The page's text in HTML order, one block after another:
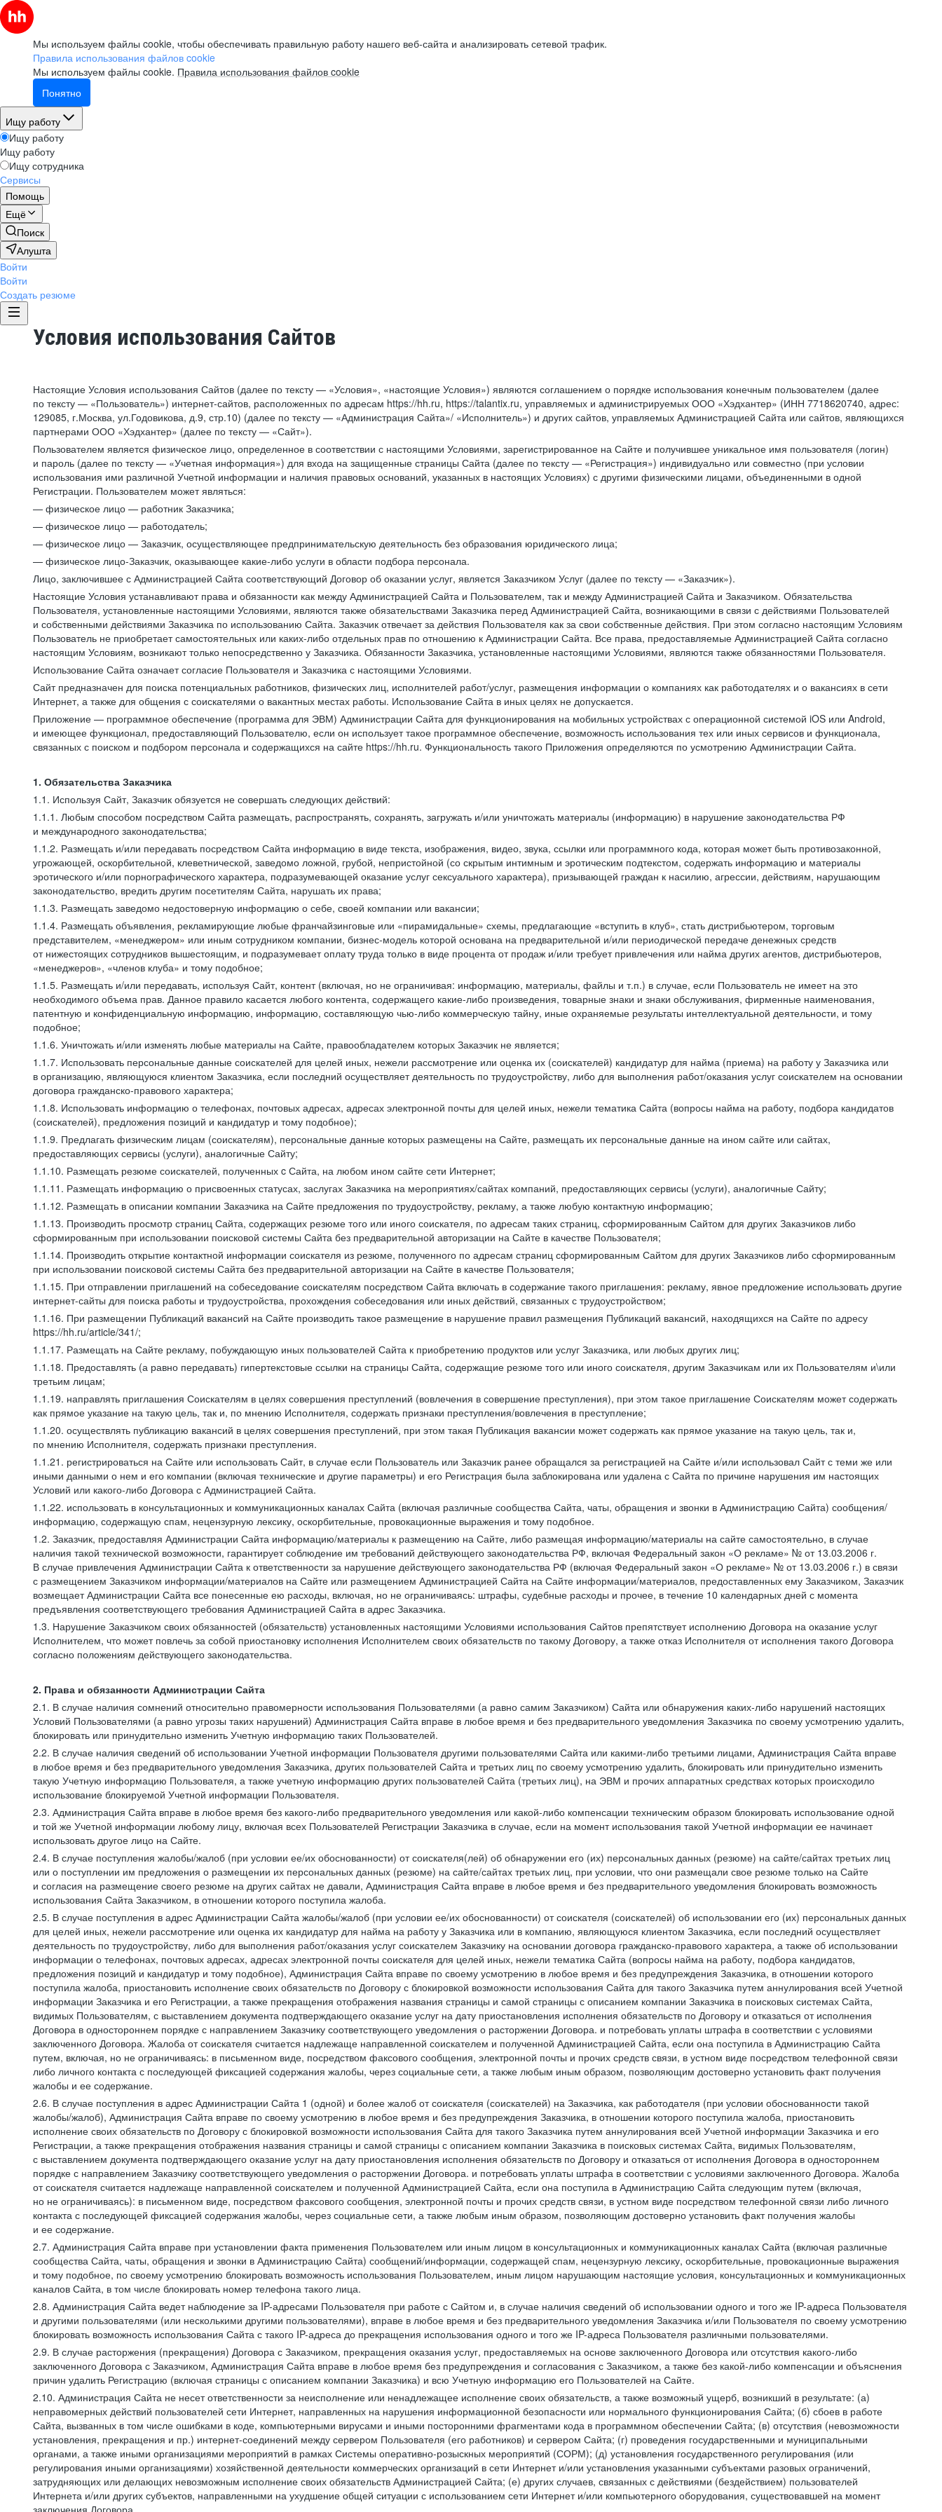
Мы используем файлы cookie, чтобы обеспечивать правильную работу нашего веб-сайта и анализировать сетевой трафик.
Правила использования файлов cookie
Мы используем файлы cookie. Правила использования файлов cookie
Понятно
Ищу работу
Ищу работу
Ищу работу
Ищу сотрудника
Сервисы
Помощь
Ещё
Поиск
Алушта
Войти
Войти
Создать резюме
Условия использования Сайтов
Настоящие Условия использования Сайтов (далее по тексту — «Условия», «настоящие Условия») являются соглашением о порядке использования конечным пользователем (далее
по тексту — «Пользователь») интернет-сайтов, расположенных по адресам https://hh.ru, https://talantix.ru, управляемых и администрируемых ООО «Хэдхантер» (ИНН 7718620740, адрес:
129085, г.Москва, ул.Годовикова, д.9, стр.10) (далее по тексту — «Администрация Сайта»/ «Исполнитель») и других сайтов, управляемых Администрацией Сайта или сайтов, являющихся
партнерами ООО «Хэдхантер» (далее по тексту — «Сайт»).
Пользователем является физическое лицо, определенное в соответствии с настоящими Условиями, зарегистрированное на Сайте и получившее уникальное имя пользователя (логин)
и пароль (далее по тексту — «Учетная информация») для входа на защищенные страницы Сайта (далее по тексту — «Регистрация») индивидуально или совместно (при условии
использования ими различной Учетной информации и наличия правовых оснований, указанных в настоящих Условиях) с другими физическими лицами, объединенными в одной
Регистрации. Пользователем может являться:
— физическое лицо — работник Заказчика;
— физическое лицо — работодатель;
— физическое лицо — Заказчик, осуществляющее предпринимательскую деятельность без образования юридического лица;
— физическое лицо-Заказчик, оказывающее какие-либо услуги в области подбора персонала.
Лицо, заключившее с Администрацией Сайта соответствующий Договор об оказании услуг, является Заказчиком Услуг (далее по тексту — «Заказчик»).
Настоящие Условия устанавливают права и обязанности как между Администрацией Сайта и Пользователем, так и между Администрацией Сайта и Заказчиком. Обязательства
Пользователя, установленные настоящими Условиями, являются также обязательствами Заказчика перед Администрацией Сайта, возникающими в связи с действиями Пользователей
и собственными действиями Заказчика по использованию Сайта. Заказчик отвечает за действия Пользователя как за свои собственные действия. При этом согласно настоящим Условиям
Пользователь не приобретает самостоятельных или каких-либо отдельных прав по отношению к Администрации Сайта. Все права, предоставляемые Администрацией Сайта согласно
настоящим Условиям, возникают только непосредственно у Заказчика. Обязанности Заказчика, установленные настоящими Условиями, являются также обязанностями Пользователя.
Использование Сайта означает согласие Пользователя и Заказчика с настоящими Условиями.
Сайт предназначен для поиска потенциальных работников, физических лиц, исполнителей работ/услуг, размещения информации о компаниях как работодателях и о вакансиях в сети
Интернет, а также для общения с соискателями о вакантных местах работы. Использование Сайта в иных целях не допускается.
Приложение — программное обеспечение (программа для ЭВМ) Администрации Сайта для функционирования на мобильных устройствах с операционной системой iOS или Android,
и имеющее функционал, предоставляющий Пользователю, если он использует такое программное обеспечение, возможность использования тех или иных сервисов и функционала,
связанных с поиском и подбором персонала и содержащихся на сайте https://hh.ru. Функциональность такого Приложения определяются по усмотрению Администрации Сайта.
1. Обязательства Заказчика
1.1. Используя Сайт, Заказчик обязуется не совершать следующих действий:
1.1.1. Любым способом посредством Сайта размещать, распространять, сохранять, загружать и/или уничтожать материалы (информацию) в нарушение законодательства РФ
и международного законодательства;
1.1.2. Размещать и/или передавать посредством Сайта информацию в виде текста, изображения, видео, звука, ссылки или программного кода, которая может быть противозаконной,
угрожающей, оскорбительной, клеветнической, заведомо ложной, грубой, непристойной (со скрытым интимным и эротическим подтекстом, содержать информацию и материалы
эротического и/или порнографического характера, подразумевающей оказание услуг сексуального характера), призывающей граждан к насилию, агрессии, действиям, нарушающим
законодательство, вредить другим посетителям Сайта, нарушать их права;
1.1.3. Размещать заведомо недостоверную информацию о себе, своей компании или вакансии;
1.1.4. Размещать объявления, рекламирующие любые франчайзинговые или «пирамидальные» схемы, предлагающие «вступить в клуб», стать дистрибьютером, торговым
представителем, «менеджером» или иным сотрудником компании, бизнес-модель которой основана на предварительной и/или периодической передаче денежных средств
от нижестоящих сотрудников вышестоящим, и подразумевает оплату труда только в виде процента от продаж и/или требует привлечения или найма других агентов, дистрибьютеров,
«менеджеров», «членов клуба» и тому подобное;
1.1.5. Размещать и/или передавать, используя Сайт, контент (включая, но не ограничивая: информацию, материалы, файлы и т.п.) в случае, если Пользователь не имеет на это
необходимого объема прав. Данное правило касается любого контента, содержащего какие-либо произведения, товарные знаки и знаки обслуживания, фирменные наименования,
патентную и конфиденциальную информацию, информацию, составляющую чью-либо коммерческую тайну, иные охраняемые результаты интеллектуальной деятельности, и тому
подобное;
1.1.6. Уничтожать и/или изменять любые материалы на Сайте, правообладателем которых Заказчик не является;
1.1.7. Использовать персональные данные соискателей для целей иных, нежели рассмотрение или оценка их (соискателей) кандидатур для найма (приема) на работу у Заказчика или
в организацию, являющуюся клиентом Заказчика, если последний осуществляет деятельность по трудоустройству, либо для выполнения работ/оказания услуг соискателем на основании
договора гражданско-правового характера;
1.1.8. Использовать информацию о телефонах, почтовых адресах, адресах электронной почты для целей иных, нежели тематика Сайта (вопросы найма на работу, подбора кандидатов
(соискателей), предложения позиций и кандидатур и тому подобное);
1.1.9. Предлагать физическим лицам (соискателям), персональные данные которых размещены на Сайте, размещать их персональные данные на ином сайте или сайтах,
предоставляющих сервисы (услуги), аналогичные Сайту;
1.1.10. Размещать резюме соискателей, полученных c Сайта, на любом ином сайте сети Интернет;
1.1.11. Размещать информацию о присвоенных статусах, заслугах Заказчика на мероприятиях/сайтах компаний, предоставляющих сервисы (услуги), аналогичные Сайту;
1.1.12. Размещать в описании компании Заказчика на Сайте предложения по трудоустройству, рекламу, а также любую контактную информацию;
1.1.13. Производить просмотр страниц Сайта, содержащих резюме того или иного соискателя, по адресам таких страниц, сформированным Сайтом для других Заказчиков либо
сформированным при использовании поисковой системы Сайта без предварительной авторизации на Сайте в качестве Пользователя;
1.1.14. Производить открытие контактной информации соискателя из резюме, полученного по адресам страниц сформированным Сайтом для других Заказчиков либо сформированным
при использовании поисковой системы Сайта без предварительной авторизации на Сайте в качестве Пользователя;
1.1.15. При отправлении приглашений на собеседование соискателям посредством Сайта включать в содержание такого приглашения: рекламу, явное предложение использовать другие
интернет-сайты для поиска работы и трудоустройства, прохождения собеседования или иных действий, связанных с трудоустройством;
1.1.16. При размещении Публикаций вакансий на Сайте производить такое размещение в нарушение правил размещения Публикаций вакансий, находящихся на Сайте по адресу
https://hh.ru/article/341/;
1.1.17. Размещать на Сайте рекламу, побуждающую иных пользователей Сайта к приобретению продуктов или услуг Заказчика, или любых других лиц;
1.1.18. Предоставлять (а равно передавать) гипертекстовые ссылки на страницы Сайта, содержащие резюме того или иного соискателя, другим Заказчикам или их Пользователям и\или
третьим лицам;
1.1.19. направлять приглашения Соискателям в целях совершения преступлений (вовлечения в совершение преступления), при этом такое приглашение Соискателям может содержать
как прямое указание на такую цель, так и, по мнению Исполнителя, содержать признаки преступления/вовлечения в преступление;
1.1.20. осуществлять публикацию вакансий в целях совершения преступлений, при этом такая Публикация вакансии может содержать как прямое указание на такую цель, так и,
по мнению Исполнителя, содержать признаки преступления.
1.1.21. регистрироваться на Сайте или использовать Сайт, в случае если Пользователь или Заказчик ранее обращался за регистрацией на Сайте и/или использовал Сайт с теми же или
иными данными о нем и его компании (включая технические и другие параметры) и его Регистрация была заблокирована или удалена с Сайта по причине нарушения им настоящих
Условий или какого-либо Договора с Администрацией Сайта.
1.1.22. использовать в консультационных и коммуникационных каналах Сайта (включая различные сообщества Сайта, чаты, обращения и звонки в Администрацию Сайта) сообщения/
информацию, содержащую спам, нецензурную лексику, оскорбительные, провокационные выражения и тому подобное.
1.2. Заказчик, предоставляя Администрации Сайта информацию/материалы к размещению на Сайте, либо размещая информацию/материалы на сайте самостоятельно, в случае
наличия такой технической возможности, гарантирует соблюдение им требований действующего законодательства РФ, включая Федеральный закон «О рекламе» № от 13.03.2006 г.
В случае привлечения Администрации Сайта к ответственности за нарушение действующего законодательства РФ (включая Федеральный закон «О рекламе» № от 13.03.2006 г.) в связи
с размещением Заказчиком информации/материалов на Сайте или размещением Администрацией Сайта на Сайте информации/материалов, предоставленных ему Заказчиком, Заказчик
возмещает Администрации Сайта все понесенные ею расходы, включая, но не ограничиваясь: штрафы, судебные расходы и прочее, в течение 10 календарных дней с момента
предъявления соответствующего требования Администрацией Сайта в адрес Заказчика.
1.3. Нарушение Заказчиком своих обязанностей (обязательств) установленных настоящими Условиями использования Сайтов препятствует исполнению Договора на оказание услуг
Исполнителем, что может повлечь за собой приостановку исполнения Исполнителем своих обязательств по такому Договору, а также отказ Исполнителя от исполнения такого Договора
согласно положениям действующего законодательства.
2. Права и обязанности Администрации Сайта
2.1. В случае наличия сомнений относительно правомерности использования Пользователями (а равно самим Заказчиком) Сайта или обнаружения каких-либо нарушений настоящих
Условий Пользователями (а равно угрозы таких нарушений) Администрация Сайта вправе в любое время и без предварительного уведомления Заказчика по своему усмотрению удалить,
блокировать или принудительно изменить Учетную информацию таких Пользователей.
2.2. В случае наличия сведений об использовании Учетной информации Пользователя другими пользователями Сайта или какими-либо третьими лицами, Администрация Сайта вправе
в любое время и без предварительного уведомления Заказчика, других пользователей Сайта и третьих лиц по своему усмотрению удалить, блокировать или принудительно изменить
такую Учетную информацию Пользователя, а также учетную информацию других пользователей Сайта (третьих лиц), на ЭВМ и прочих аппаратных средствах которых происходило
использование блокируемой Учетной информации Пользователя.
2.3. Администрация Сайта вправе в любое время без какого-либо предварительного уведомления или какой-либо компенсации техническим образом блокировать использование одной
и той же Учетной информации любому лицу, включая всех Пользователей Регистрации Заказчика в случае, если на момент использования такой Учетной информации ее начинает
использовать другое лицо на Сайте.
2.4. В случае поступления жалобы/жалоб (при условии ее/их обоснованности) от соискателя(лей) об обнаружении его (их) персональных данных (резюме) на сайте/сайтах третьих лиц
или о поступлении им предложения о размещении их персональных данных (резюме) на сайте/сайтах третьих лиц, при условии, что они размещали свое резюме только на Сайте
и согласия на размещение своего резюме на других сайтах не давали, Администрация Сайта вправе в любое время и без предварительного уведомления блокировать возможность
использования Сайта Заказчиком, в отношении которого поступила жалоба.
2.5. В случае поступления в адрес Администрации Сайта жалобы/жалоб (при условии ее/их обоснованности) от соискателя (соискателей) об использовании его (их) персональных данных
для целей иных, нежели рассмотрение или оценка их кандидатур для найма на работу у Заказчика или в компанию, являющуюся клиентом Заказчика, если последний осуществляет
деятельность по трудоустройству, либо для выполнения работ/оказания услуг соискателем Заказчику на основании договора гражданско-правового характера, а также об использовании
информации о телефонах, почтовых адресах, адресах электронной почты соискателя для целей иных, нежели тематика Сайта (вопросы найма на работу, подбора кандидатов,
предложения позиций и кандидатур и тому подобное), Администрация Сайта вправе по своему усмотрению в любое время и без предупреждения Заказчика, в отношении которого
поступила жалоба, приостановить исполнение своих обязательств по Договору с блокировкой возможности использования Сайта для такого Заказчика путем аннулирования всей Учетной
информации Заказчика и его Регистрации, а также прекращения отображения названия страницы и самой страницы с описанием компании Заказчика в поисковых системах Сайта,
видимых Пользователям, с выставлением документа подтверждающего оказание услуг на дату приостановления исполнения обязательств по Договору и отказаться от исполнения
Договора в одностороннем порядке с направлением Заказчику соответствующего уведомления о расторжении Договора. и потребовать уплаты штрафа в соответствии с условиями
заключенного Договора. Жалоба от соискателя считается надлежаще направленной соискателем и полученной Администрацией Сайта, если она поступила в Администрацию Сайта
путем, включая, но не ограничиваясь: в письменном виде, посредством факсового сообщения, электронной почты и прочих средств связи, в устном виде посредством телефонной связи
либо личного контакта с последующей фиксацией содержания жалобы, через социальные сети, а также любым иным образом, позволяющим достоверно установить факт получения
жалобы и ее содержание.
2.6. В случае поступления в адрес Администрации Сайта 1 (одной) и более жалоб от соискателя (соискателей) на Заказчика, как работодателя (при условии обоснованности такой
жалобы/жалоб), Администрация Сайта вправе по своему усмотрению в любое время и без предупреждения Заказчика, в отношении которого поступила жалоба, приостановить
исполнение своих обязательств по Договору с блокировкой возможности использования Сайта для такого Заказчика путем аннулирования всей Учетной информации Заказчика и его
Регистрации, а также прекращения отображения названия страницы и самой страницы с описанием компании Заказчика в поисковых системах Сайта, видимых Пользователям,
с выставлением документа подтверждающего оказание услуг на дату приостановления исполнения обязательств по Договору и отказаться от исполнения Договора в одностороннем
порядке с направлением Заказчику соответствующего уведомления о расторжении Договора. и потребовать уплаты штрафа в соответствии с условиями заключенного Договора. Жалоба
от соискателя считается надлежаще направленной соискателем и полученной Администрацией Сайта, если она поступила в Администрацию Сайта следующим путем (включая,
но не ограничиваясь): в письменном виде, посредством факсового сообщения, электронной почты и прочих средств связи, в устном виде посредством телефонной связи либо личного
контакта с последующей фиксацией содержания жалобы, через социальные сети, а также любым иным образом, позволяющим достоверно установить факт получения жалобы
и ее содержание.
2.7. Администрация Сайта вправе при установлении факта применения Пользователем или иным лицом в консультационных и коммуникационных каналах Сайта (включая различные
сообщества Сайта, чаты, обращения и звонки в Администрацию Сайта) сообщений/информации, содержащей спам, нецензурную лексику, оскорбительные, провокационные выражения
и тому подобное, по своему усмотрению блокировать возможность использования Пользователем, иным лицом нарушающим настоящие условия, консультационных и коммуникационных
каналов Сайта, в том числе блокировать номер телефона такого лица.
2.8. Администрация Сайта ведет наблюдение за IP-адресами Пользователя при работе с Сайтом и, в случае наличия сведений об использовании одного и того же IP-адреса Пользователя
и другими пользователями (или несколькими другими пользователями), вправе в любое время и без предварительного уведомления Заказчика и/или Пользователя по своему усмотрению
блокировать возможность использования Сайта с такого IP-адреса до прекращения использования одного и того же IP-адреса Пользователя различными пользователями.
2.9. В случае расторжения (прекращения) Договора с Заказчиком, прекращения оказания услуг, предоставляемых на основе заключенного Договора или отсутствия какого-либо
заключенного Договора с Заказчиком, Администрация Сайта вправе в любое время без предупреждения и согласования с Заказчиком, а также без какой-либо компенсации и объяснения
причин удалить Регистрацию (включая страницы с описанием компании Заказчика) и всю Учетную информацию его Пользователей на Сайте.
2.10. Администрация Сайта не несет ответственности за неисполнение или ненадлежащее исполнение своих обязательств, а также возможный ущерб, возникший в результате: (а)
неправомерных действий пользователей сети Интернет, направленных на нарушения информационной безопасности или нормального функционирования Сайта; (б) сбоев в работе
Сайта, вызванных в том числе ошибками в коде, компьютерными вирусами и иными посторонними фрагментами кода в программном обеспечении Сайта; (в) отсутствия (невозможности
установления, прекращения и пр.) интернет-соединений между сервером Пользователя (его работников) и сервером Сайта; (г) проведения государственными и муниципальными
органами, а также иными организациями мероприятий в рамках Системы оперативно-розыскных мероприятий (СОРМ); (д) установления государственного регулирования (или
регулирования иными организациями) хозяйственной деятельности коммерческих организаций в сети Интернет и/или установления указанными субъектами разовых ограничений,
затрудняющих или делающих невозможным исполнение своих обязательств Администрацией Сайта; (е) других случаев, связанных с действиями (бездействием) пользователей
Интернета и/или других субъектов, направленными на ухудшение общей ситуации с использованием сети Интернет и/или компьютерного оборудования, существовавшей на момент
заключения Договора.